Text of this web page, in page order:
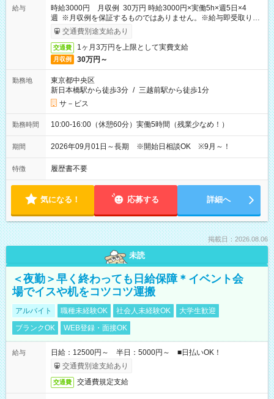
給与
時給3000円 月収例 30万円 時給3000円×実働5h×週5日×4
週 ※月収例を保証するものではありません。※給与即受取りサ
ービス利用可（利用条件有）
交通費別途支給あり
交通費 1ヶ月3万円を上限として実費支給
月収例 30万円～
勤務地
東京都中央区
新日本橋駅から徒歩3分 / 三越前駅から徒歩1分
サ－ビス
勤務時間 10:00-16:00（休憩60分）実働5時間（残業少なめ！）
期間 2026年09月01日～長期 ※開始日相談OK ※9月～！
特徴 履歴書不要
気になる！ 応募する 詳細へ
掲載日：2026.08.06
未読
＜夜勤＞早く終わっても日給保障＊イベント会
場でイスや机をコツコツ運搬
アルバイト 職種未経験OK 社会人未経験OK
大学生歓迎
ブランクOK
WEB登録・面接OK
給与
日給：12500円～ 半日：5000円～ ■日払いOK！
交通費別途支給あり
交通費 交通費規定支給